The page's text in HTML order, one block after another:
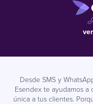
Desde SMS y
Esendex te ayudamos
única a tus clientes.